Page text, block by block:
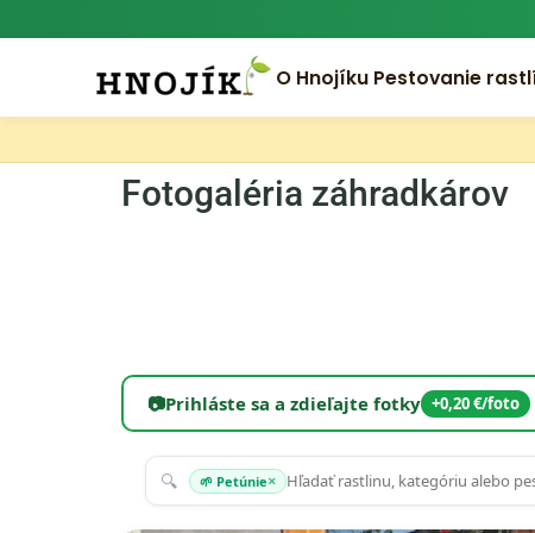
O Hnojíku Pestovanie
Fotogaléria záhradkárov
📷Prihláste sa a zdieľajte fotky +0,20 €/foto
🔍 🌱 Petúnie×